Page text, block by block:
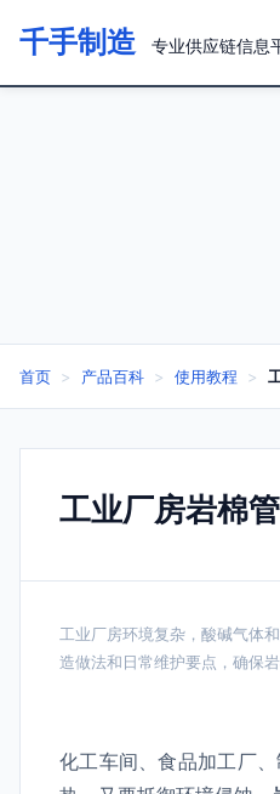
千手制造 专业供应链信息
首页 > 产品百科 > 使用教程 >
工业厂房岩棉
工业厂房环境复杂，酸碱气体
造做法和日常维护要点，确保
化工车间、食品加工厂